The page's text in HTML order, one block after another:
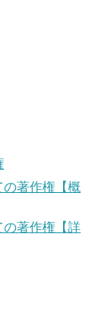
の著作権【概
の著作権【詳